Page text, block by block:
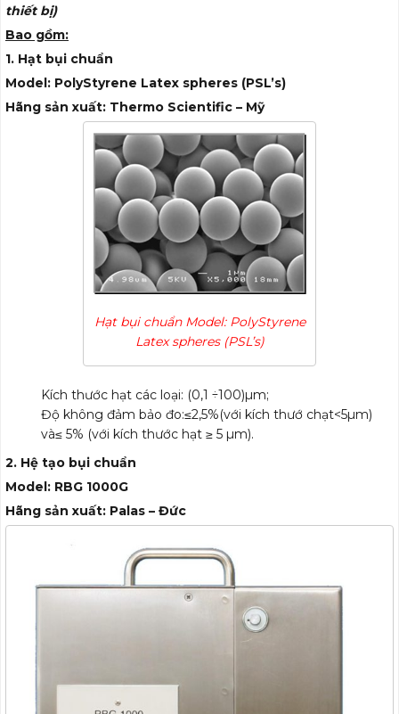
thiết bị)
Bao gồm:
1. Hạt bụi chuẩn
Model: PolyStyrene Latex spheres (PSL’s)
Hãng sản xuất: Thermo Scientific – Mỹ
Hạt bụi chuẩn Model: PolyStyrene
Latex spheres (PSL’s)
Kích thước hạt các loại: (0,1 ÷100)µm;
Độ không đảm bảo đo:≤2,5%(với kích thướ chạt<5µm)
và≤ 5% (với kích thước hạt ≥ 5 µm).
2. Hệ tạo bụi chuẩn
Model: RBG 1000G
Hãng sản xuất: Palas – Đức